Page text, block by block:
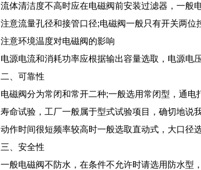
流体清洁度不高时应在电磁阀前安装过滤器，一般
注意流量孔径和接管口径;电磁阀一般只有开关两位
注意环境温度对电磁阀的影响
电源电流和消耗功率应根据输出容量选取，电源电
二、可靠性
电磁阀分为常闭和常开二种;一般选用常闭型，通电
寿命试验，工厂一般属于型式试验项目，确切地说
动作时间很短频率较高时一般选取直动式，大口径
三、安全性
一般电磁阀不防水，在条件不允许时请选用防水型